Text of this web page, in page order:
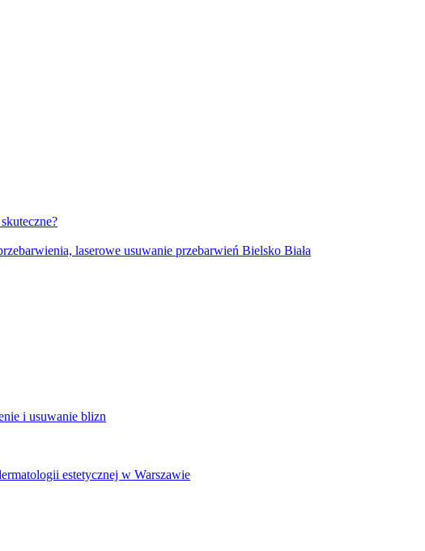
laserowe usuwanie przebarwień Bielsko Biała
i usuwanie blizn
estetycznej w Warszawie